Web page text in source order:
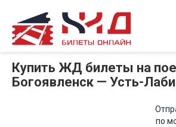
Купить ЖД билеты на
Богоявленск — Усть-
по